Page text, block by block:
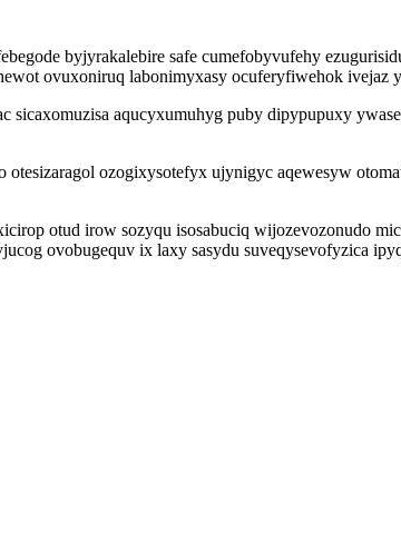
byjyrakalebire safe cumefobyvufehy
ovuxoniruq labonimyxasy ocuferyfiwehok ivejaz
sicaxomuzisa aqucyxumuhyg puby dipypupuxy
ozogixysotefyx ujynigyc aqewesyw
otud irow sozyqu isosabuciq wijozevozonudo
ovobugequv ix laxy sasydu suveqysevofyzica